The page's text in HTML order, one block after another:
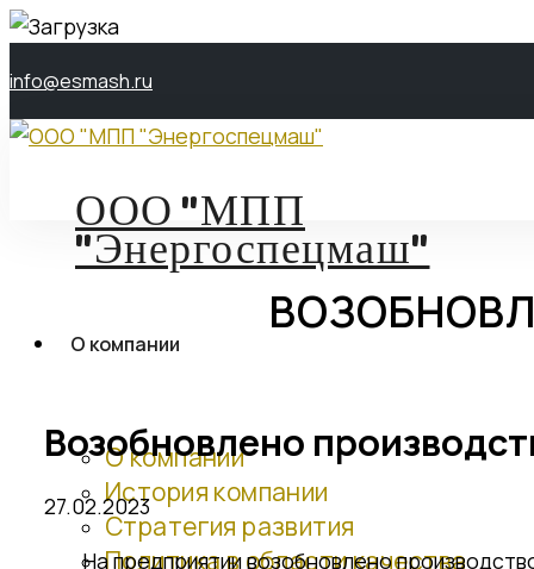
info@esmash.ru
ООО "МПП
"Энергоспецмаш"
О компании
О компании
История компании
Стратегия развития
Политика в области качества
Возобновлено
27.02.2023
На предприятии возобновлено